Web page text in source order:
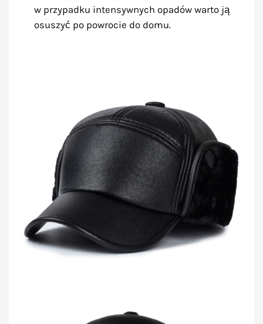
w przypadku intensywnych opadów warto ją
osuszyć po powrocie do domu.